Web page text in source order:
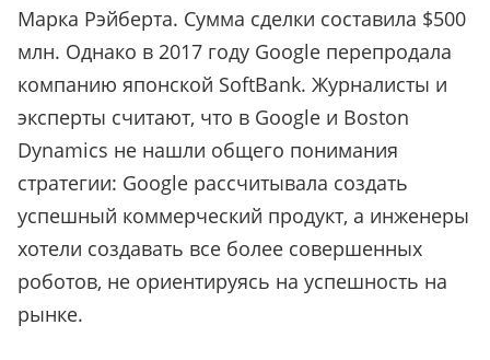
Марка Рэйберта. Сумма сделки составила $500
млн. Однако в 2017 году Google перепродала
компанию японской SoftBank. Журналисты и
эксперты считают, что в Google и Boston
Dynamics не нашли общего понимания
стратегии: Google рассчитывала создать
успешный коммерческий продукт, а инженеры
хотели создавать все более совершенных
роботов, не ориентируясь на успешность на
рынке.